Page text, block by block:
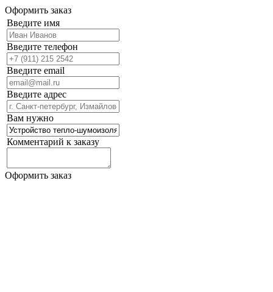
Оформить заказ
Введите имя
Введите телефон
Введите email
Введите адрес
Вам нужно
Комментарий к заказу
Оформить заказ